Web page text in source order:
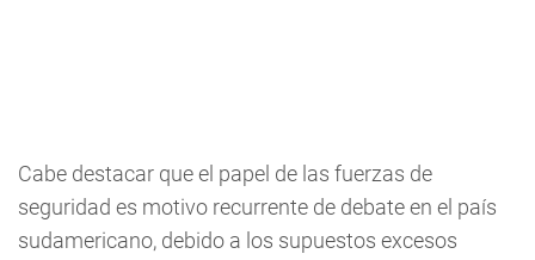
Cabe destacar que el papel de las fuerzas de
seguridad es motivo recurrente de debate en el país
sudamericano, debido a los supuestos excesos